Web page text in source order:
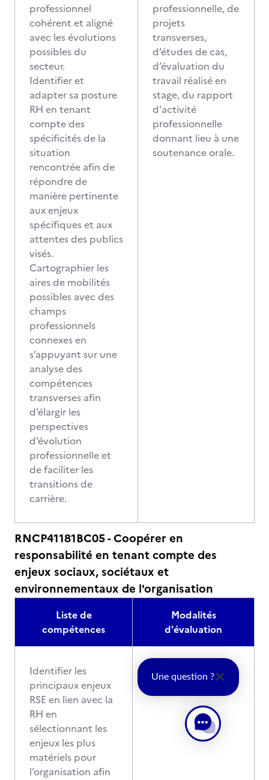
professionnel
cohérent et aligné
avec les évolutions
possibles du
secteur.
Identifier et
adapter sa posture
RH en tenant
compte des
spécificités de la
situation
rencontrée afin de
répondre de
manière pertinente
aux enjeux
spécifiques et aux
attentes des publics
visés.
Cartographier les
aires de mobilités
possibles avec des
champs
professionnels
connexes en
s’appuyant sur une
analyse des
compétences
transverses afin
d’élargir les
perspectives
d’évolution
professionnelle et
de faciliter les
transitions de
carrière.
professionnelle, de
projets
transverses,
d’études de cas,
d’évaluation du
travail réalisé en
stage, du rapport
d'activité
professionnelle
donnant lieu à une
soutenance orale.
RNCP41181BC05 - Coopérer en
responsabilité en tenant compte des
enjeux sociaux, sociétaux et
environnementaux de l'organisation
Liste de
compétences
Modalités
d'évaluation
Identifier les
principaux enjeux
RSE en lien avec la
RH en
sélectionnant les
enjeux les plus
matériels pour
l’organisation afin
Une question ?